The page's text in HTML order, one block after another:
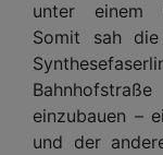
unter einem
Somit sah
einzubauen –
und der